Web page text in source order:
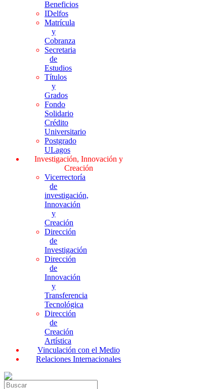
Beneficios
IDelfos
Matrícula
y
Cobranza
Secretaria
de
Estudios
Títulos
y
Grados
Fondo
Solidario
Crédito
Universitario
Postgrado
ULagos
Investigación, Innovación y
Creación
Vicerrectoría
de
investigación,
Innovación
y
Creación
Dirección
de
Investigación
Dirección
de
Innovación
y
Transferencia
Tecnológica
Dirección
de
Creación
Artística
Vinculación con el Medio
Relaciones Internacionales